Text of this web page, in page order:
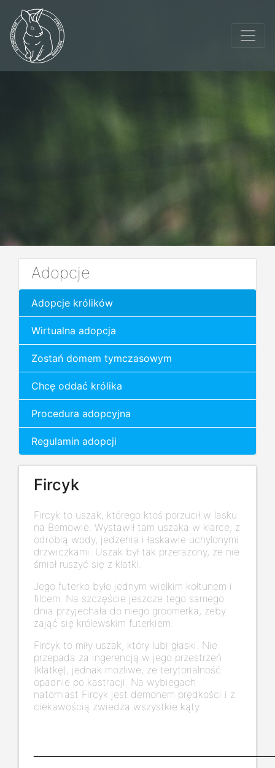
Adopcje
Adopcje królików
Wirtualna adopcja
Zostań domem tymczasowym
Chcę oddać królika
Procedura adopcyjna
Regulamin adopcji
Fircyk
Fircyk to uszak, którego ktoś porzucił w lasku
na Bemowie. Wystawił tam uszaka w klarce, z
odrobią wody, jedzenia i łaskawie uchylonymi
drzwiczkami. Uszak był tak przerażony, że nie
śmiał ruszyć się z klatki.
Jego futerko było jednym wielkim kołtunem i
filcem. Na szczęście jeszcze tego samego
dnia przyjechała do niego groomerka, żeby
zająć się królewskim futerkiem.
Fircyk to miły uszak, który lubi głaski. Nie
przepada za ingerencją w jego przestrzeń
(klatkę), jednak możliwe, że terytorialność
opadnie po kastracji. Na wybiegach
natomiast Fircyk jest demonem prędkości i z
ciekawością zwiedza wszystkie kąty.